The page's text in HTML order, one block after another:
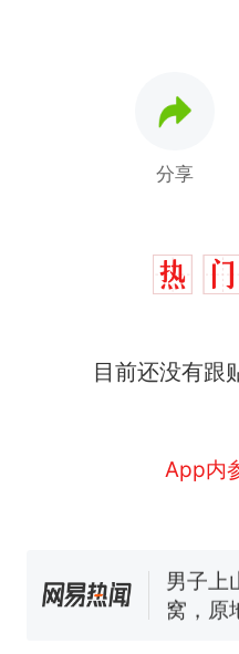
分享
目前还没有跟
App内
新 那
因老
协会回
男子上
窝，原